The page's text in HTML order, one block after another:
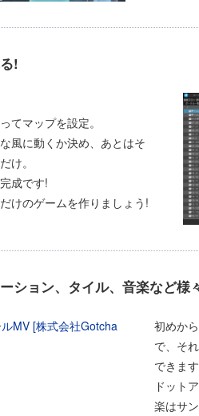
!
てマップを設定。
風に動くか決め、あとはそ
け。
成です!
けのゲームを作りましょう!
ション、タイル、音楽など様
初めか
で、そ
できま
ドット
楽はサ